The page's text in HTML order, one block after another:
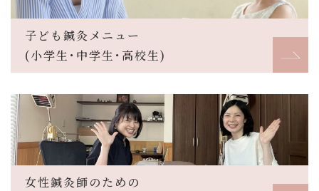
子ども鍼灸メニュー
(小学生･中学生･高校生)
女性鍼灸師のための